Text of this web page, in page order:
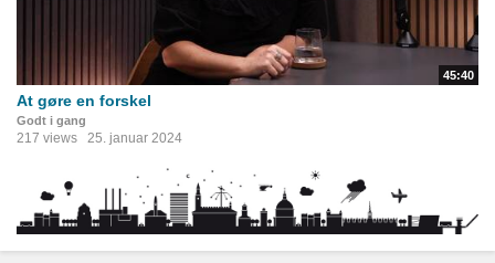
45:40
At gøre en forskel
Godt i gang
217 views 25. januar 2024